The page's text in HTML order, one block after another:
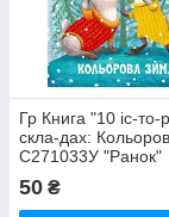
Гр Книга "10 іс-то-
скла-дах:
С271033У "Ранок"
50 ₴